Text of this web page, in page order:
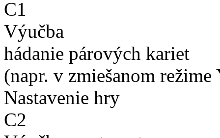
C1
Výučba
hádanie párových kariet
(napr. v zmiešanom režime
Nastavenie hry
C2